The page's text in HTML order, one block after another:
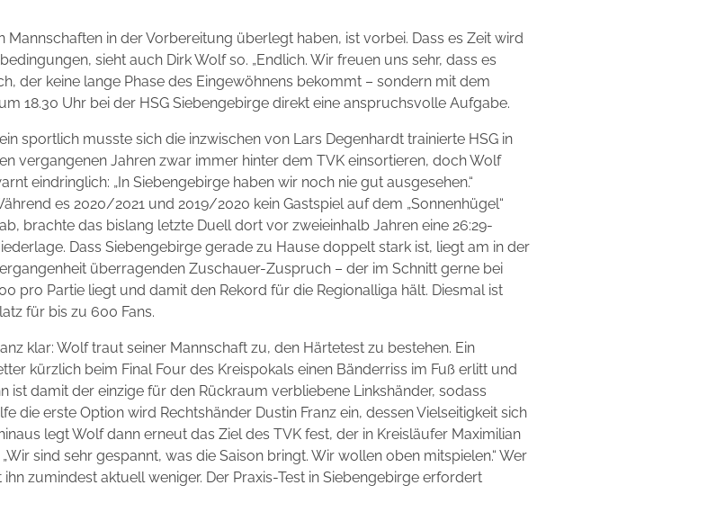
Mannschaften in der Vorbereitung überlegt haben, ist vorbei. Dass es Zeit wird
sieht auch Dirk Wolf so. „Endlich. Wir freuen uns sehr, dass es
der keine lange Phase des Eingewöhnens bekommt – sondern mit dem
18.30 Uhr bei der HSG Siebengebirge direkt eine anspruchsvolle Aufgabe.
sportlich musste sich die inzwischen von Lars Degenhardt trainierte HSG in
vergangenen Jahren zwar immer hinter dem TVK einsortieren, doch Wolf
eindringlich: „In Siebengebirge haben wir noch nie gut ausgesehen.“
es 2020/2021 und 2019/2020 kein Gastspiel auf dem „Sonnenhügel“
brachte das bislang letzte Duell dort vor zweieinhalb Jahren eine 26:29-
Dass Siebengebirge gerade zu Hause doppelt stark ist, liegt am in der
überragenden Zuschauer-Zuspruch – der im Schnitt gerne bei
pro Partie liegt und damit den Rekord für die Regionalliga hält. Diesmal ist
für bis zu 600 Fans.
klar: Wolf traut seiner Mannschaft zu, den Härtetest zu bestehen. Ein
kürzlich beim Final Four des Kreispokals einen Bänderriss im Fuß erlitt und
ist damit der einzige für den Rückraum verbliebene Linkshänder, sodass
die erste Option wird Rechtshänder Dustin Franz ein, dessen Vielseitigkeit sich
legt Wolf dann erneut das Ziel des TVK fest, der in Kreisläufer Maximilian
sind sehr gespannt, was die Saison bringt. Wir wollen oben mitspielen.“ Wer
zumindest aktuell weniger. Der Praxis-Test in Siebengebirge erfordert